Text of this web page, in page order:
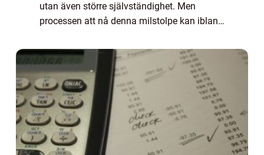
utan även större självständighet. Men
processen att nå denna milstolpe kan ibland